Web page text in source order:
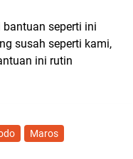
seperti ini
susah seperti kami,
ini rutin
Maros